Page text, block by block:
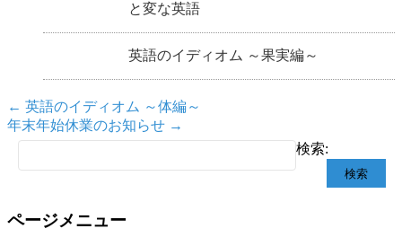
と変な英語
英語のイディオム ～果実編～
← 英語のイディオム ～体編～
年末年始休業のお知らせ →
検索:
ページメニュー